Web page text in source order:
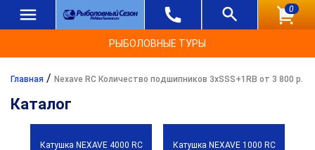
0
РЫБОЛОВНЫЕ ТУРЫ
Главная / Nexave RC Количество подшипников 3xSSS+1RB от 3 800 р.
Каталог
Катушка NEXAVE 4000 RC Катушка NEXAVE 1000 RC